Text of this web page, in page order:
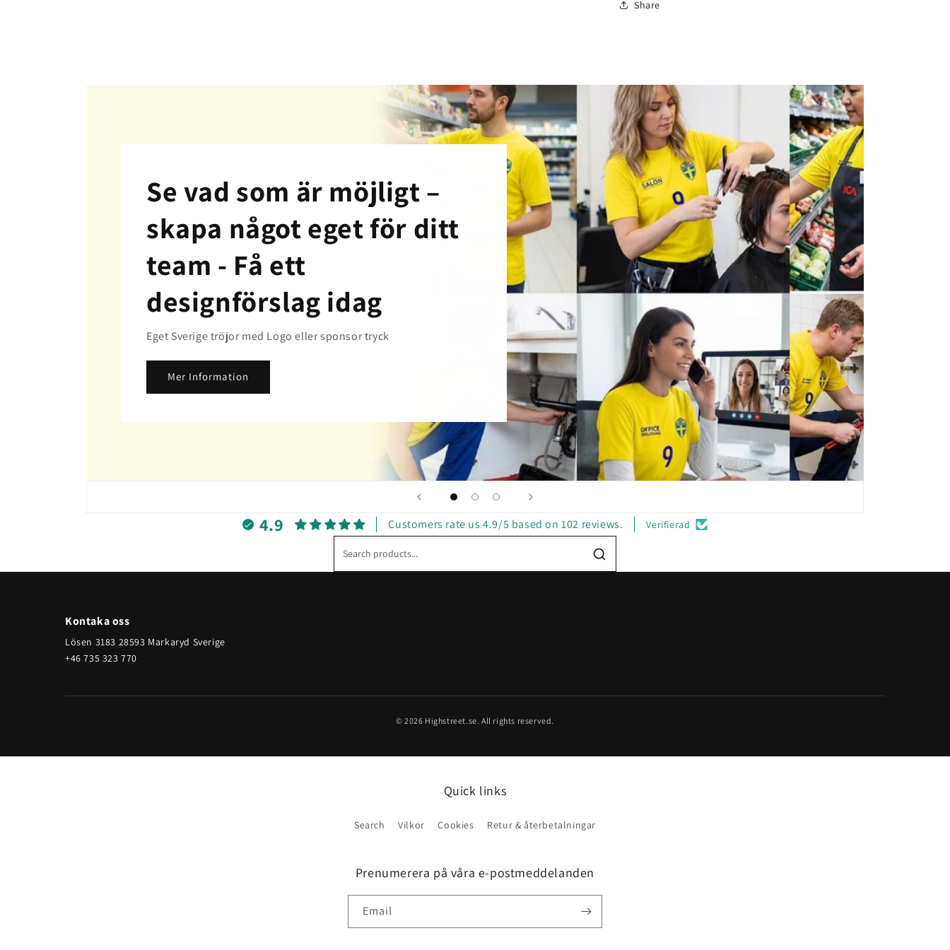
Share
Se vad som är möjligt –
skapa något eget för ditt
team - Få ett
designförslag idag
Eget Sverige tröjor med Logo eller sponsor tryck
Mer Information
4.9 Customers rate us 4.9/5 based on 102 reviews. Verifierad
Kontaka oss
Lösen 3183 28593 Markaryd Sverige
+46 735 323 770
© 2026 Highstreet.se. All rights reserved.
Quick links
Search Vilkor Cookies Retur & återbetalningar
Prenumerera på våra e-postmeddelanden
Email